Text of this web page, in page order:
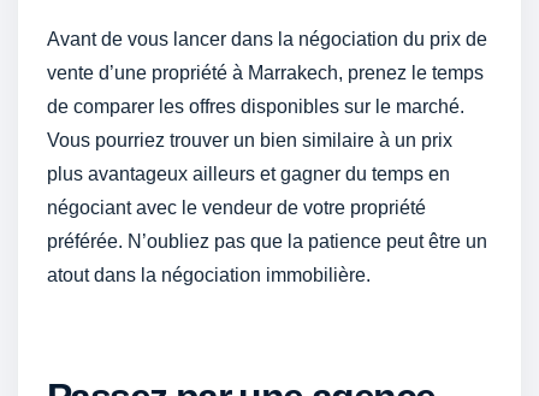
Avant de vous lancer dans la négociation du prix de
vente d’une propriété à Marrakech, prenez le temps
de comparer les offres disponibles sur le marché.
Vous pourriez trouver un bien similaire à un prix
plus avantageux ailleurs et gagner du temps en
négociant avec le vendeur de votre propriété
préférée. N’oubliez pas que la patience peut être un
atout dans la négociation immobilière.